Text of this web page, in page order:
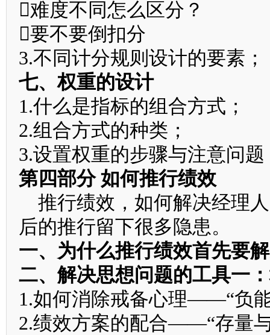
难度不同怎么区分？
要不要倒扣分
3.不同计分规则设计的要素；
七、权重的设计
1.什么是指标的组合方式；
2.组合方式的种类；
3.设置权重的步骤与注意问题
第四部分 如何推行绩效
推行绩效，如何解决经理
后的推行留下很多隐患。
一、为什么推行绩效首先要
二、解决思想问题的工具一
1.如何消除戒备心理——“负
2.绩效方案的配合——“存量